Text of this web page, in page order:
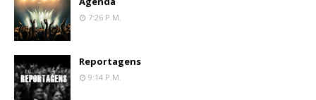
7:26 P.m.
Reportagens
9:14 P.m.